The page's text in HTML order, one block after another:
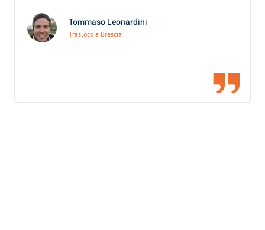
Tommaso Leonardini
Trasloco a Brescia